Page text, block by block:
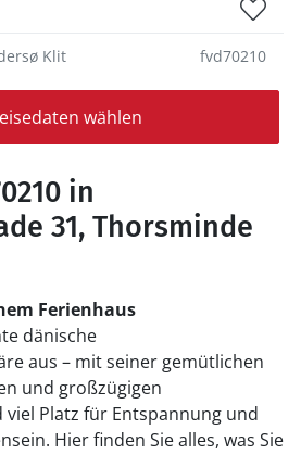
Klit fvd70210
wählen
in
31, Thorsminde
Ferienhaus
dänische
aus – mit seiner gemütlichen
und großzügigen
Platz für Entspannung und
Hier finden Sie alles, was Sie